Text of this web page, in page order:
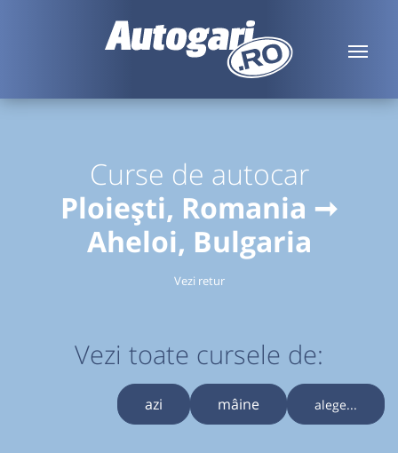
Curse de autocar
Ploiești, Romania ➞
Aheloi, Bulgaria
Vezi retur
Vezi toate cursele de:
azi mâine alege...